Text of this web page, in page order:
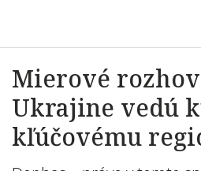
Mierové
Ukrajine vedú
kľúčovému